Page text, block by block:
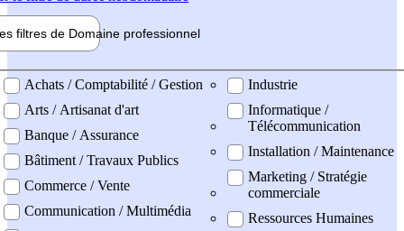
filtres de Domaine professionnel
professionel
Achats / Comptabilité / Gestion
Arts / Artisanat d'art
Banque / Assurance
Bâtiment / Travaux Publics
Commerce / Vente
Communication / Multimédia
Industrie
Informatique /
Télécommunication
Installation / Maintenance
Marketing / Stratégie
commerciale
Ressources Humaines